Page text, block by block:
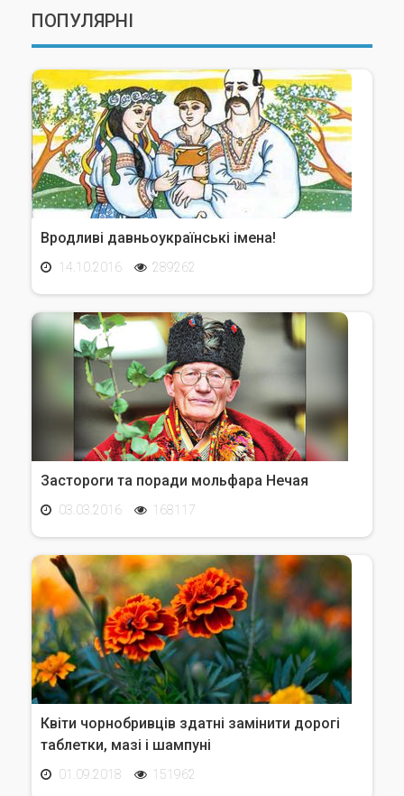
ПОПУЛЯРНІ
Вродливі давньоукраїнські імена!
14.10.2016 289262
Застороги та поради мольфара Нечая
03.03.2016 168117
Квіти чорнобривців здатні замінити дорогі
таблетки, мазі і шампуні
01.09.2018 151962